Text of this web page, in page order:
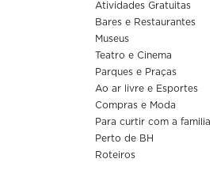
Atividades Gratuitas
Bares e Restaurantes
Museus
Teatro e Cinema
Parques e Praças
Ao ar livre e Esportes
Compras e Moda
Para curtir com a familia
Perto de BH
Roteiros